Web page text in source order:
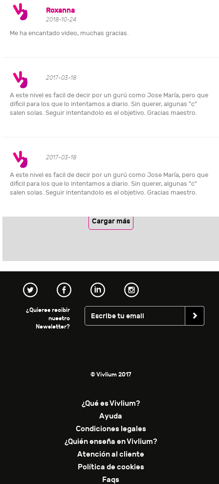
Roxanna
2018-10-24
Me ha encantado video, muchas gracias.
2017-03-18
A este nivel es facil de decir por un gurú como Jose María, pero que
dificil para los que lo intentamos a diario. Sin querer, algunas "c"
salen solas. Seguir intentandolo es el objetivo. Gracias maestro.
2017-03-18
A este nivel es facil de decir por un gurú como Jose María, pero que
dificil para los que lo intentamos a diario. Sin querer, algunas "c"
salen solas. Seguir intentandolo es el objetivo. Gracias maestro.
Cargar más
¿Quieres recibir
nuestro
Newsletter?
© Vivlium 2017
¿Qué es Vivlium?
Ayuda
Condiciones legales
¿Quién enseña en Vivlium?
Atención al cliente
Política de cookies
Faqs